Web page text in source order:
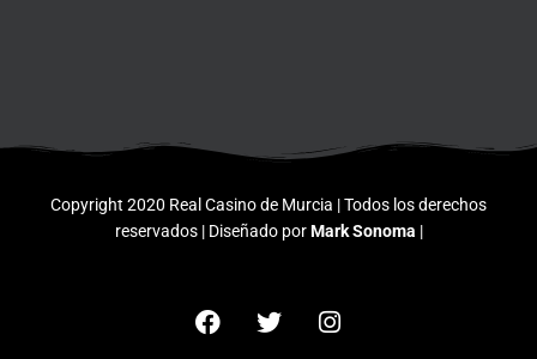
Copyright 2020 Real Casino de Murcia | Todos los derechos
reservados | Diseñado porMark Sonoma |
F
a
T
w
I
n